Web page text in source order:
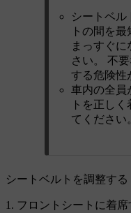
シートベル
トの間を
まっすぐ
さい。 不
する危険性
車内の全員
トを正し
てください
シートベルトを調整する
フロントシートに着